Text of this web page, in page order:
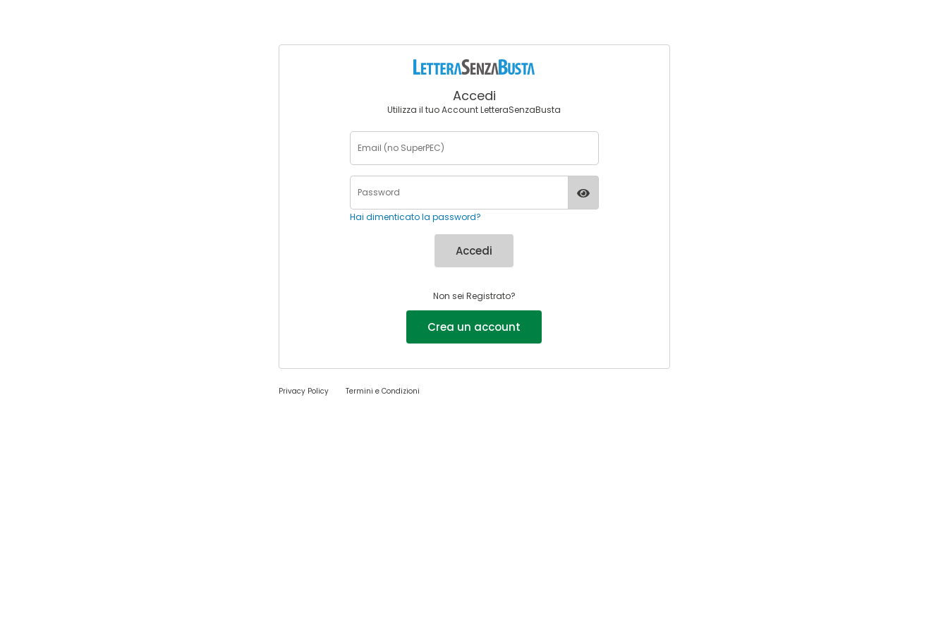
Accedi
Utilizza il tuo Account LetteraSenzaBusta
Hai dimenticato la password?
Accedi
Non sei Registrato?
Crea un account
Privacy Policy Termini e Condizioni